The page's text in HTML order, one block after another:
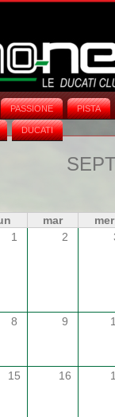
PASSIONE PISTA
DUCATI
mar
mer
1 2
8 9
15 16